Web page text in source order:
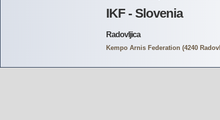
IKF - Slovenia
Radovljica
Kempo Arnis Federation (4240